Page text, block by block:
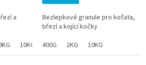
a
10KG
Bezlepkové granule pro koťata,
březí a kojící kočky
400G
2KG 10KG